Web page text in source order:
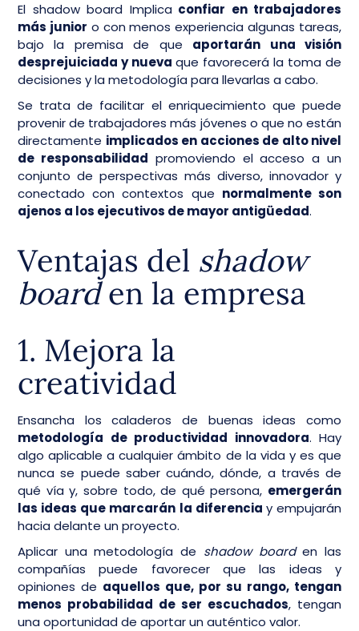
El shadow board Implica confiar en trabajadores
más junior o con menos experiencia algunas tareas,
bajo la premisa de que aportarán una visión
desprejuiciada y nueva que favorecerá la toma de
decisiones y la metodología para llevarlas a cabo.
Se trata de facilitar el enriquecimiento que puede
provenir de trabajadores más jóvenes o que no están
directamente implicados en acciones de alto nivel
de responsabilidad promoviendo el acceso a un
conjunto de perspectivas más diverso, innovador y
conectado con contextos que normalmente son
ajenos a los ejecutivos de mayor antigüedad.
Ventajas del shadow
boarden la empresa
1. Mejora la
creatividad
Ensancha los caladeros de buenas ideas como
metodología de productividad innovadora. Hay
algo aplicable a cualquier ámbito de la vida y es que
nunca se puede saber cuándo, dónde, a través de
qué vía y, sobre todo, de qué persona, emergerán
las ideas que marcarán la diferencia y empujarán
hacia delante un proyecto.
Aplicar una metodología de shadow boarden las
compañías puede favorecer que las ideas y
opiniones de aquellos que, por su rango, tengan
menos probabilidad de ser escuchados, tengan
una oportunidad de aportar un auténtico valor.